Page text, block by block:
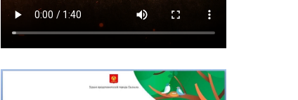
Распоряжение Главы-